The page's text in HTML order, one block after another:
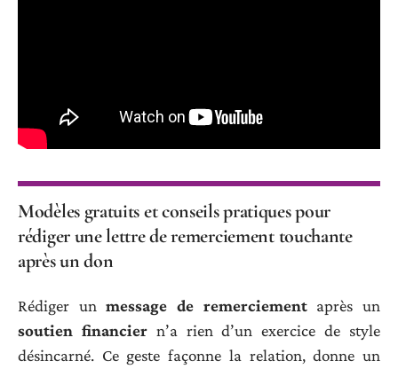
Modèles gratuits et conseils pratiques pour
rédiger une lettre de remerciement touchante
après un don
Rédiger unmessage de remerciementaprès un
soutien financiern’a rien d’un exercice de style
désincarné. Ce geste façonne la relation, donne un